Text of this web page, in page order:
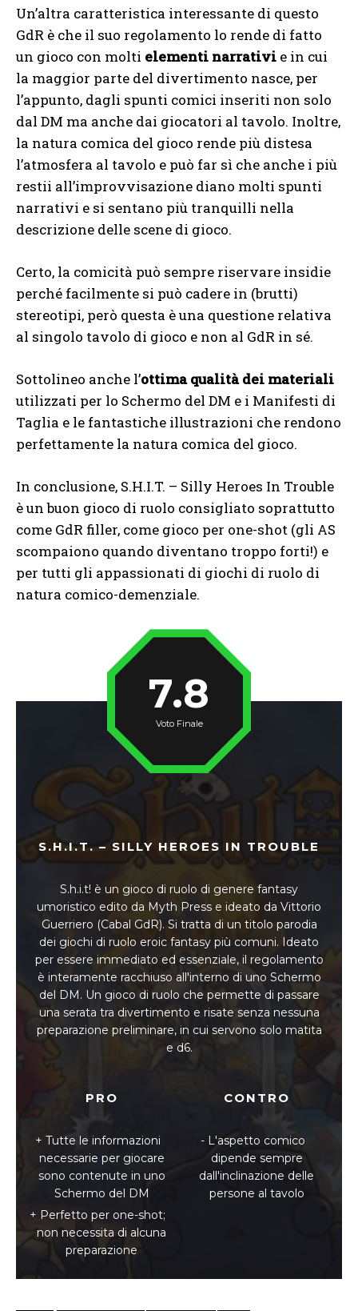
Un’altra caratteristica interessante di questo
GdR è che il suo regolamento lo rende di fatto
un gioco con molti elementi narrativi e in cui
la maggior parte del divertimento nasce, per
l’appunto, dagli spunti comici inseriti non solo
dal DM ma anche dai giocatori al tavolo. Inoltre,
la natura comica del gioco rende più distesa
l’atmosfera al tavolo e può far sì che anche i più
restii all’improvvisazione diano molti spunti
narrativi e si sentano più tranquilli nella
descrizione delle scene di gioco.
Certo, la comicità può sempre riservare insidie
perché facilmente si può cadere in (brutti)
stereotipi, però questa è una questione relativa
al singolo tavolo di gioco e non al GdR in sé.
Sottolineo anche l’ottima qualità dei materiali
utilizzati per lo Schermo del DM e i Manifesti di
Taglia e le fantastiche illustrazioni che rendono
perfettamente la natura comica del gioco.
In conclusione, S.H.I.T. – Silly Heroes In Trouble
è un buon gioco di ruolo consigliato soprattutto
come GdR filler, come gioco per one-shot (gli AS
scompaiono quando diventano troppo forti!) e
per tutti gli appassionati di giochi di ruolo di
natura comico-demenziale.
S.H.I.T. – SILLY HEROES IN TROUBLE
S.h.i.t! è un gioco di ruolo di genere fantasy
umoristico edito da Myth Press e ideato da Vittorio
Guerriero (Cabal GdR). Si tratta di un titolo parodia
dei giochi di ruolo eroic fantasy più comuni. Ideato
per essere immediato ed essenziale, il regolamento
è interamente racchiuso all'interno di uno Schermo
del DM. Un gioco di ruolo che permette di passare
una serata tra divertimento e risate senza nessuna
preparazione preliminare, in cui servono solo matita
e d6.
PRO
Tutte le informazioni
necessarie per giocare
sono contenute in uno
Schermo del DM
Perfetto per one-shot;
non necessita di alcuna
preparazione
CONTRO
L'aspetto comico
dipende sempre
dall'inclinazione delle
persone al tavolo
7.8
Voto Finale